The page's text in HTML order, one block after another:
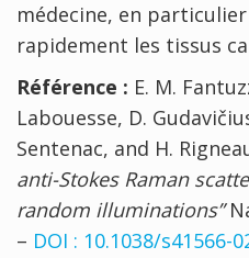
médecine, en
rapidement les tissus
Référence : E. M.
Labouesse, D.
Sentenac, and H.
anti-Stokes Raman
random illuminations”
– DOI : 10.1038/s41566-